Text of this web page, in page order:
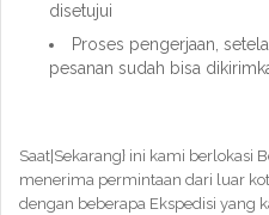
disetujui
Proses pengerjaan,
pesanan sudah bisa
Saat|Sekarang} ini kami berlokasi
menerima permintaan dari luar
dengan beberapa Ekspedisi yang